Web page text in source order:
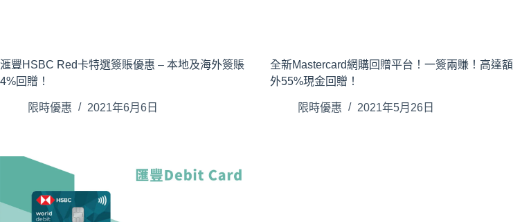
滙豐HSBC Red卡特選簽賬優惠 – 本地及海外簽賬
4%回贈！
限時優惠 2021年6月6日
全新Mastercard網購回贈平台！一簽兩賺！高達額
外55%現金回贈！
限時優惠 2021年5月26日